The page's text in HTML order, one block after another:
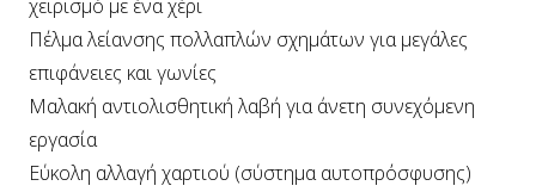
χειρισμό με ένα χέρι
Πέλμα λείανσης πολλαπλών σχημάτων για μεγάλες
επιφάνειες και γωνίες
Μαλακή αντιολισθητική λαβή για άνετη συνεχόμενη
εργασία
Εύκολη αλλαγή χαρτιού (σύστημα αυτοπρόσφυσης)